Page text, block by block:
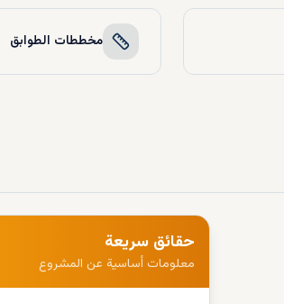
مخططات الطوابق
حقائق سريعة
معلومات أساسية عن المشروع